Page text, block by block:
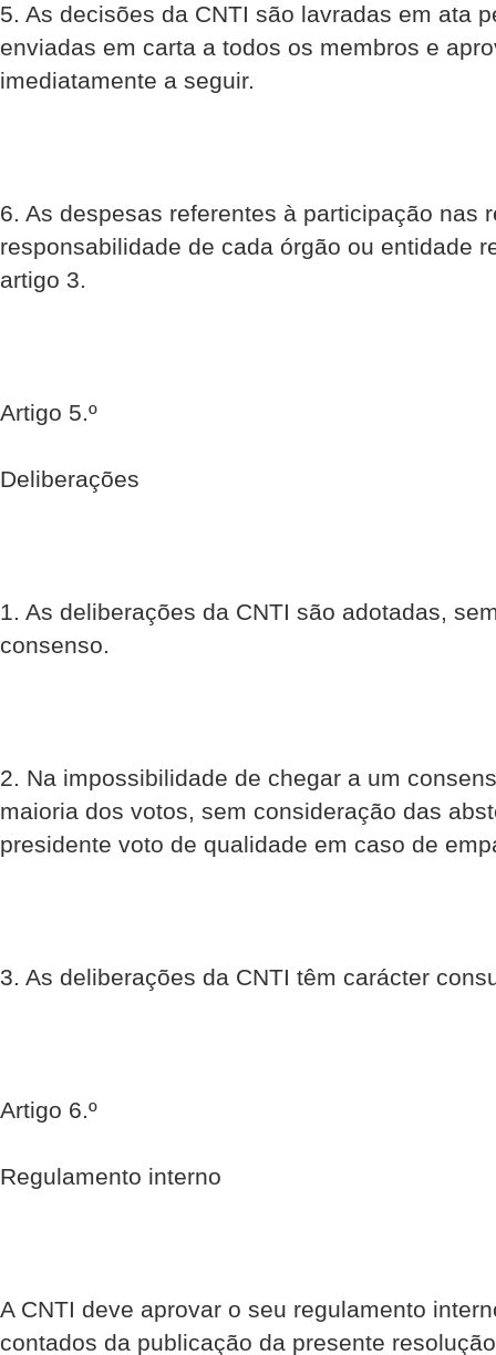
5. As decisões da CNTI são lavradas em ata
enviadas em carta a todos os membros e
imediatamente a seguir.
6. As despesas referentes à participação nas
responsabilidade de cada órgão ou entidade
artigo 3.
Artigo 5.º
Deliberações
1. As deliberações da CNTI são adotadas,
consenso.
2. Na impossibilidade de chegar a um
maioria dos votos, sem consideração das
presidente voto de qualidade em caso de
3. As deliberações da CNTI têm carácter
Artigo 6.º
Regulamento interno
A CNTI deve aprovar o seu regulamento
contados da publicação da presente